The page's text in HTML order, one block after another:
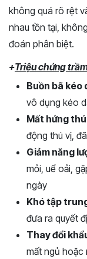
không quá rõ rệt
nhau tồn tại,
đoán phân biệt.
+Triệu chứng
Buồn bã kéo
vô dụng kéo
Mất hứng
động thú vị,
Giảm năng
mỏi, uể oải,
ngày
Khó tập
đưa ra quyết
Thay đổi
mất ngủ hoặc